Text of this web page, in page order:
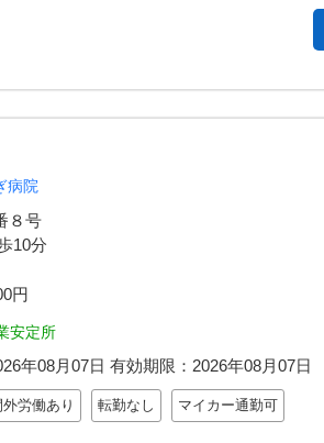
病院
８号
10分
円
安定所
年08月07日 有効期限： 2026年08月07日
外労働あり 転勤なし マイカー通勤可